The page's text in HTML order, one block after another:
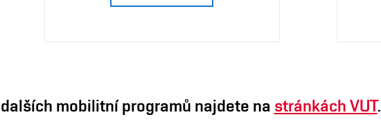
mobilitní programů najdete na stránkách VUT.